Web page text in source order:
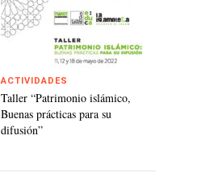
ACTIVIDADES
Taller “Patrimonio islámico,
Buenas prácticas para su
difusión”